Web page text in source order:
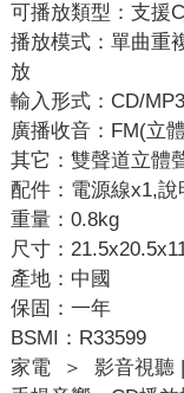
可播放類型：支援
播放模式：單曲重
放
輸入形式：CD/
廣播收音：FM(立
其它：雙聲道立體
配件：電源線x1,
重量：0.8kg
尺寸：
產地：中國
保固：一年
BSMI：R33599
家電
＞ 影音視聽